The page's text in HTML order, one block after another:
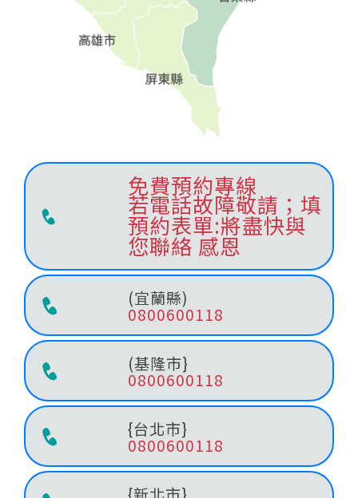
免費預約專線
若電話故障敬請；填
預約表單:將盡快與
您聯絡 感恩
(宜蘭縣)
0800600118
(基隆市}
0800600118
{台北市}
0800600118